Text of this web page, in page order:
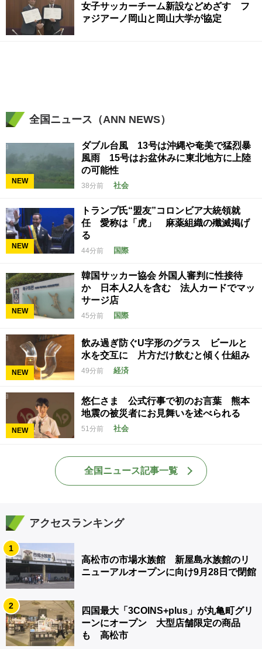
女子サッカーチーム新設などめざす フ
ァジアーノ岡山と岡山大学が協定
全国ニュース（ANN NEWS）
NEW
ダブル台風 13号は沖縄や奄美で猛烈暴
風雨 15号はお盆休みに東北地方に上陸
の可能性
38分前 社会
NEW
トランプ氏“盟友”コロンビア大統領就
任 愛称は「虎」 麻薬組織の殲滅掲げ
る
44分前 国際
NEW
韓国サッカー協会 外国人審判に性接待
か 日本人2人を含む 法人カードでマッ
サージ店
45分前 国際
NEW
飲み過ぎ防ぐU字形のグラス ビールと
水を交互に 片方だけ飲むと傾く仕組み
49分前 経済
NEW
悠仁さま 公式行事で初のお言葉 熊本
地震の被災者にお見舞いを述べられる
51分前 社会
全国ニュース記事一覧
アクセスランキング
1
高松市の市場水族館 新屋島水族館のリ
ニューアルオープンに向け9月28日で閉館
2
四国最大「3COINS+plus」が丸亀町グリ
ーンにオープン 大型店舗限定の商品
も 高松市